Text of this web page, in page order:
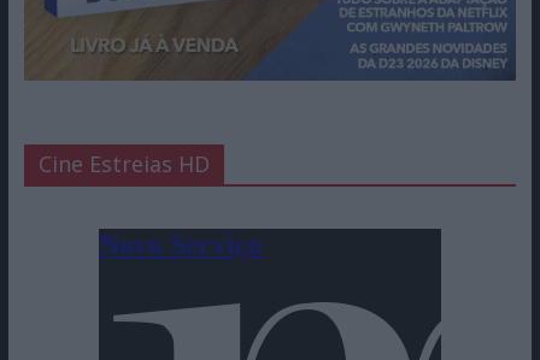
Cine Estreias HD